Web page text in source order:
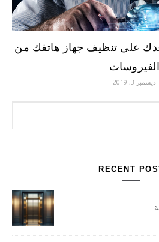
على تنظيف جهاز هاتفك من
الفيروسات
ديسمبر 3, 2019
RECENT